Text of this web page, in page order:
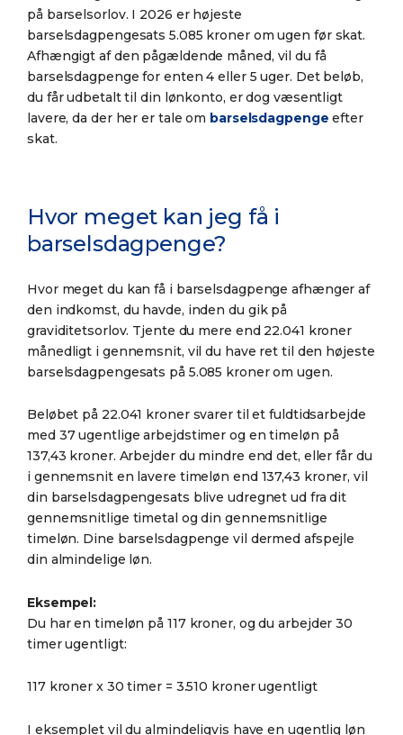
på barselsorlov. I 2026 er højeste
barselsdagpengesats 5.085 kroner om ugen før skat.
Afhængigt af den pågældende måned, vil du få
barselsdagpenge for enten 4 eller 5 uger. Det beløb,
du får udbetalt til din lønkonto, er dog væsentligt
lavere, da der her er tale om barselsdagpenge efter
skat.
Hvor meget kan jeg få i
barselsdagpenge?
Hvor meget du kan få i barselsdagpenge afhænger af
den indkomst, du havde, inden du gik på
graviditetsorlov. Tjente du mere end 22.041 kroner
månedligt i gennemsnit, vil du have ret til den højeste
barselsdagpengesats på 5.085 kroner om ugen.
Beløbet på 22.041 kroner svarer til et fuldtidsarbejde
med 37 ugentlige arbejdstimer og en timeløn på
137,43 kroner. Arbejder du mindre end det, eller får du
i gennemsnit en lavere timeløn end 137,43 kroner, vil
din barselsdagpengesats blive udregnet ud fra dit
gennemsnitlige timetal og din gennemsnitlige
timeløn. Dine barselsdagpenge vil dermed afspejle
din almindelige løn.
Eksempel:
Du har en timeløn på 117 kroner, og du arbejder 30
timer ugentligt:
117 kroner x 30 timer = 3.510 kroner ugentligt
I eksemplet vil du almindeligvis have en ugentlig løn